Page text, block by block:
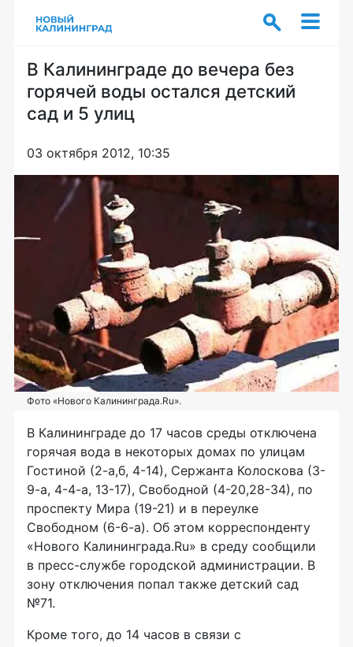
В Калининграде до вечера без
горячей воды остался детский
сад и 5 улиц
03 октября 2012, 10:35
Фото «Нового Калининграда.Ru».
В Калининграде до 17 часов среды отключена
горячая вода в некоторых домах по улицам
Гостиной (2-а,б, 4-14), Сержанта Колоскова (3-
9-а, 4-4-а, 13-17), Свободной (4-20,28-34), по
проспекту Мира (19-21) и в переулке
Свободном (6-6-а). Об этом корреспонденту
«Нового Калининграда.Ru» в среду сообщили
в пресс-службе городской администрации. В
зону отключения попал также детский сад
№71.
Кроме того, до 14 часов в связи с